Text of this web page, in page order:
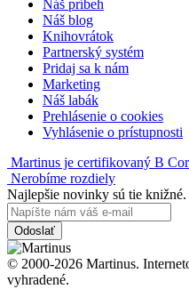
Náš príbeh
Náš blog
Knihovrátok
Partnerský systém
Pridaj sa k nám
Marketing
Náš labák
Prehlásenie o cookies
Vyhlásenie o prístupnosti
Martinus je certifikovaný B
Nerobíme rozdiely
Najlepšie novinky sú tie
Odoslať
© 2000-2026 Martinus.
vyhradené.